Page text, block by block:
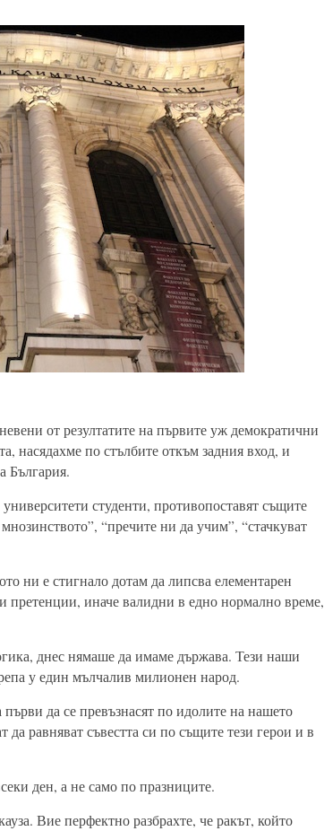
от резултатите на първите уж демократични
насядахме по стълбите откъм задния вход, и
България.
студенти, противопоставят същите
“пречите ни да учим”, “стачкуват
ни е стигнало дотам да липсва елементарен
претенции, иначе валидни в едно нормално време,
днес нямаше да имаме държава. Тези наши
у един мълчалив милионен народ.
да се превъзнасят по идолите на нашето
равняват съвестта си по същите тези герои и в
ден, а не само по празниците.
Вие перфектно разбрахте, че ракът, който